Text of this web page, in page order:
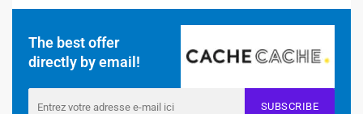
The best offer
directly by email!
SUBSCRIBE